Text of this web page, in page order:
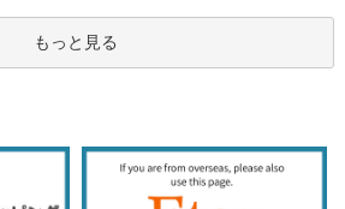
もっと見る